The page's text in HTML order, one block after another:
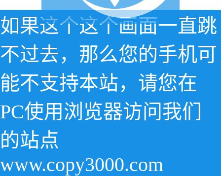
如果这个这个画面一直跳
不过去，那么您的手机可
能不支持本站，请您在
PC使用浏览器访问我们
的站点
www.copy3000.com